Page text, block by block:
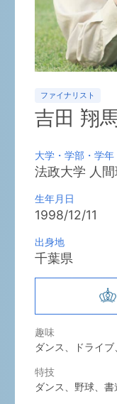
ファイナリスト
吉田 翔
大学・学部・学年
法政大学 人
生年月日
1998/12/11
出身地
千葉県
趣味
ダンス、ドライ
特技
ダンス、野球、